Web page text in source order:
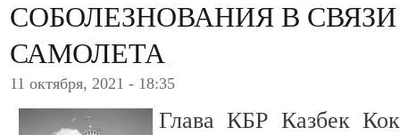
СОБОЛЕЗНОВАНИЯ В
САМОЛЕТА
11 октября, 2021 - 18:35
Глава КБР Казбек